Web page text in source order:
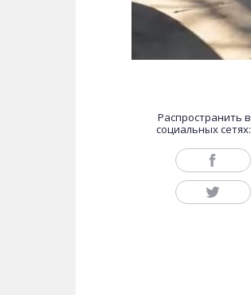
Распространить в
социальных сетях: